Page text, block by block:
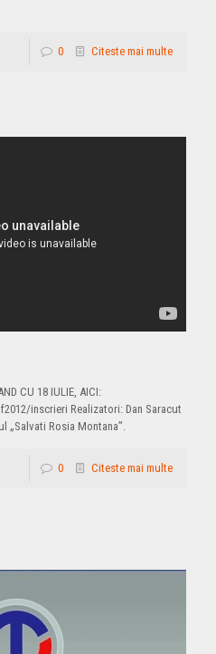
0 Citeste mai multe
CU 18 IULIE, AICI:
inscrieri Realizatori: Dan Saracut
Rosia Montana”.
0 Citeste mai multe